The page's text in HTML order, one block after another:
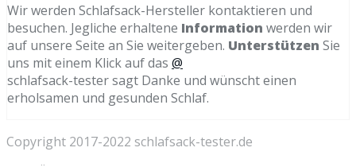
Wir werden Schlafsack-Hersteller kontaktieren und
besuchen. Jegliche erhaltene Information werden wir
auf unsere Seite an Sie weitergeben. Unterstützen Sie
uns mit einem Klick auf das @
schlafsack-tester sagt Danke und wünscht einen
erholsamen und gesunden Schlaf.
Copyright 2017-2022 schlafsack-tester.de